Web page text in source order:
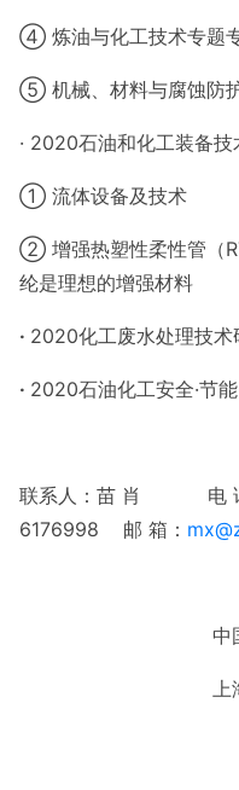
④ 炼油与化工技术专题
⑤ 机械、材料与腐蚀防
· 2020石油和化工装备技
① 流体设备及技术
② 增强热塑性柔性管（
纶是理想的增强材料
· 2020化工废水处理技术
· 2020石油化工安全·节
联系人：苗 肖 电
6176998
邮 箱：
中
上